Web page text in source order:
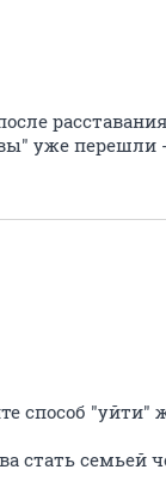
уже перешли
способ "уйти"
стать